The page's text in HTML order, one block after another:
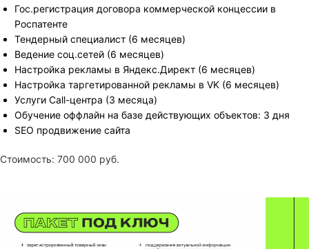
Гос.регистрация договора коммерческой концессии в
Роспатенте
Тендерный специалист (6 месяцев)
Ведение соц.сетей (6 месяцев)
Настройка рекламы в Яндекс.Директ (6 месяцев)
Настройка таргетированной рекламы в VK (6 месяцев)
Услуги Call-центра (3 месяца)
Обучение оффлайн на базе действующих объектов: 3 дня
SEO продвижение сайта
Стоимость: 700 000 руб.